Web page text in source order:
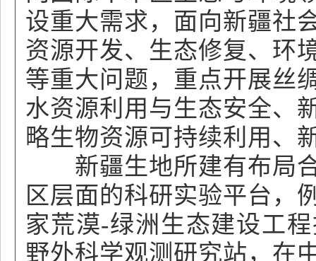
设重大需求，面向新疆社
资源开发、生态修复、环
等重大问题，重点开展丝
水资源利用与生态安全、
略生物资源可持续利用、
新疆生地所建有布局合
区层面的科研实验平台，
家荒漠-绿洲生态建设工
野外科学观测研究站，在